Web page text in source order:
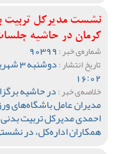
نشست مدیرکل تربیت
کرمان در حاشیه
شماره‌ی خبر :
تاریخ انتشار :
16:02
خلاصه‌ی خبر :در حاشیه
مدیران عامل
احمدی مدیرکل تربیت
همکاران اداره‌کل، در